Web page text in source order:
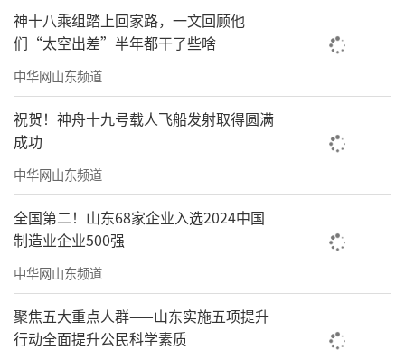
神十八乘组踏上回家路，一文回顾他
们“太空出差”半年都干了些啥
中华网山东频道
祝贺！神舟十九号载人飞船发射取得圆满
成功
中华网山东频道
全国第二！山东68家企业入选2024中国
制造业企业500强
中华网山东频道
聚焦五大重点人群——山东实施五项提升
行动全面提升公民科学素质